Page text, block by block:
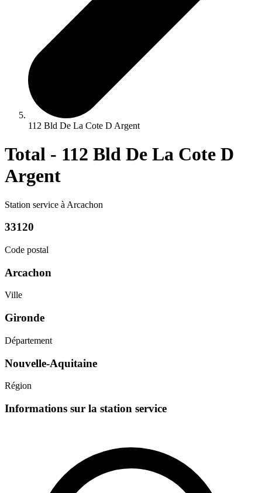
112 Bld De La Cote D Argent
Total - 112 Bld De La Cote D
Argent
Station service à Arcachon
33120
Code postal
Arcachon
Ville
Gironde
Département
Nouvelle-Aquitaine
Région
Informations sur la station service